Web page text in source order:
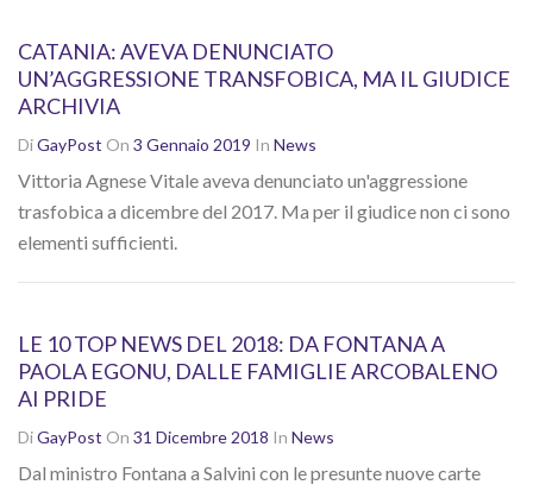
CATANIA: AVEVA DENUNCIATO
UN’AGGRESSIONE TRANSFOBICA, MA IL GIUDICE
ARCHIVIA
DiGayPost On 3 Gennaio 2019 In News
Vittoria Agnese Vitale aveva denunciato un'aggressione
trasfobica a dicembre del 2017. Ma per il giudice non ci sono
elementi sufficienti.
LE 10 TOP NEWS DEL 2018: DA FONTANA A
PAOLA EGONU, DALLE FAMIGLIE ARCOBALENO
AI PRIDE
DiGayPost On 31 Dicembre 2018 In News
Dal ministro Fontana a Salvini con le presunte nuove carte